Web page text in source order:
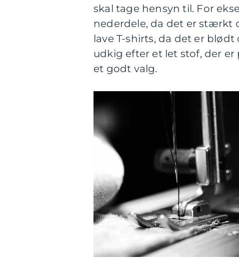
skal tage hensyn til. For
nederdele, da det er stærkt
lave T-shirts, da det er
udkig efter et let stof, der
et godt valg.